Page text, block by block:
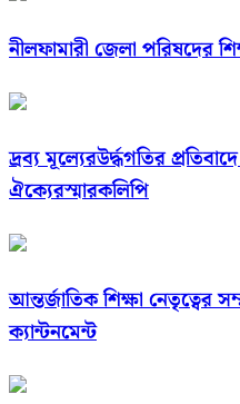
নীলফামারী জেলা পরিষদের
দ্রব্য মূল্যেরউর্দ্ধগতির
ঐক্যেরস্মারকলিপি
আন্তর্জাতিক শিক্ষা নেতৃত্বের
ক্যান্টনমেন্ট